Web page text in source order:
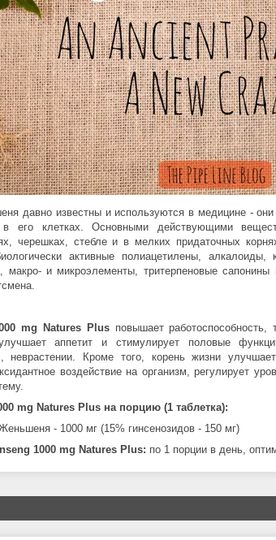
давно известны и используются в медицине -
в его клетках.Основными действующими
черешках, стебле и в мелких придаточных
активные полиацетилены,
и микроэлементы, тритерпеновые
mg Natures Plus повышает
аппетит и стимулирует половые
неврастении. Кроме того, корень жизни
воздействие на организм, регулирует
mg Natures Plus на порцию (1 таблетка):
- 1000 мг (15% гинсенозидов - 150 мг)
1000 mg Natures Plus​: по 1 порции в день,